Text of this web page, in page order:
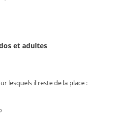
et adultes
lesquels il reste de la place :